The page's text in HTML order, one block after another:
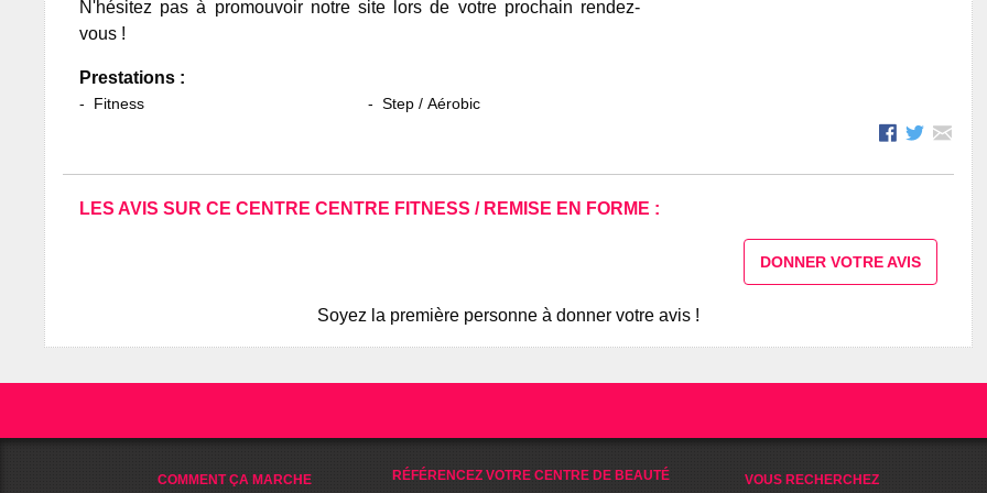
N'hésitez pas à promouvoir notre site lors de votre prochain rendez-
vous !
Prestations :
Fitness Step / Aérobic
LES AVIS SUR CE CENTRE CENTRE FITNESS / REMISE EN FORME :
DONNER VOTRE AVIS
Soyez la première personne à donner votre avis !
COMMENT ÇA MARCHE RÉFÉRENCEZ VOTRE CENTRE DE BEAUTÉ VOUS RECHERCHEZ